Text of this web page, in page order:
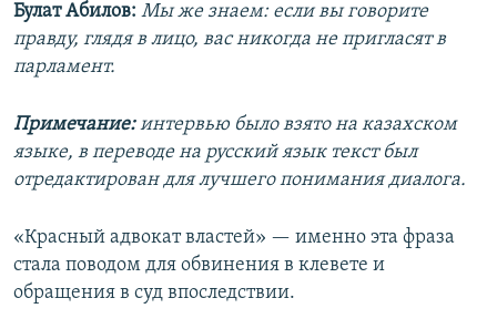
Булат Абилов: Мы же знаем: если вы говорите
правду, глядя в лицо, вас никогда не пригласят в
парламент.
Примечание:интервью было взято на казахском
языке, в переводе на русский язык текст был
отредактирован для лучшего понимания диалога.
«Красный адвокат властей» — именно эта фраза
стала поводом для обвинения в клевете и
обращения в суд впоследствии.